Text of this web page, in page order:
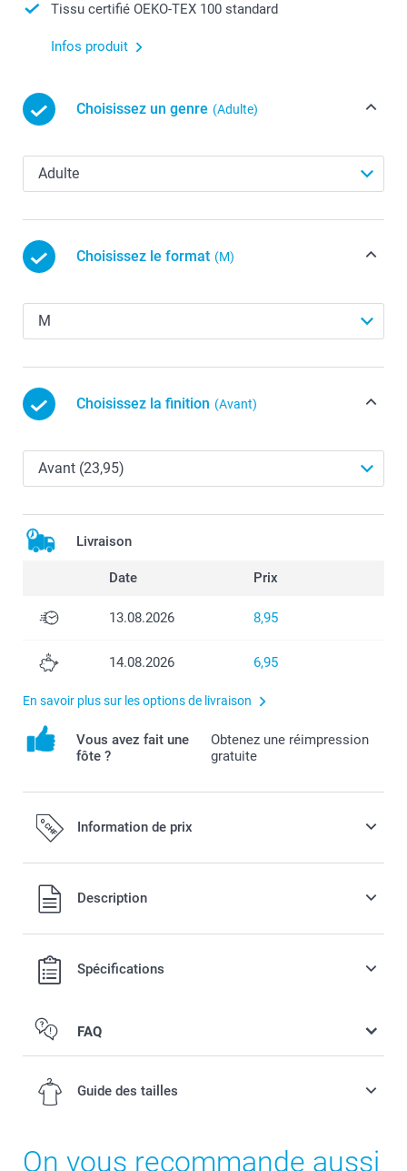
Tissu certifié OEKO-TEX 100 standard
Infos produit
Choisissez un genre (Adulte)
Choisissez le format (M)
Choisissez la finition (Avant)
Livraison
Date Prix
13.08.2026 8,95
14.08.2026 6,95
En savoir plus sur les options de livraison
Vous avez fait une
fôte ?
Obtenez une réimpression
gratuite
Information de prix
Tous les prix sont en francs suisses (CHF), TVA incluse et
hors frais de port.
Description
Spécifications
FAQ
Guide des tailles
On vous recommande aussi